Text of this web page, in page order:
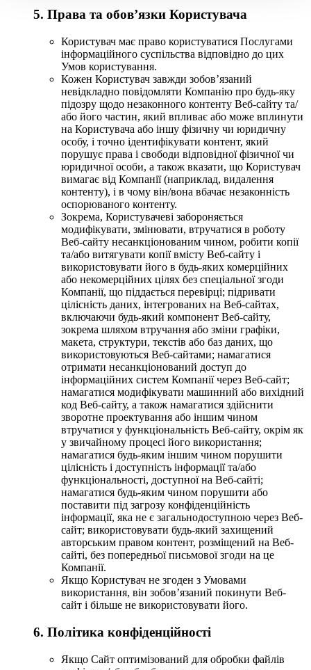
5. Права та обов’язки Користувача
Користувач має право користуватися Послугами
інформаційного суспільства відповідно до цих
Умов користування.
Кожен Користувач завжди зобов’язаний
невідкладно повідомляти Компанію про будь-яку
підозру щодо незаконного контенту Веб-сайту та/
або його частин, який впливає або може вплинути
на Користувача або іншу фізичну чи юридичну
особу, і точно ідентифікувати контент, який
порушує права і свободи відповідної фізичної чи
юридичної особи, а також вказати, що Користувач
вимагає від Компанії (наприклад, видалення
контенту), і в чому він/вона вбачає незаконність
оспорюваного контенту.
Зокрема, Користувачеві забороняється
модифікувати, змінювати, втручатися в роботу
Веб-сайту несанкціонованим чином, робити копії
та/або витягувати копії вмісту Веб-сайту і
використовувати його в будь-яких комерційних
або некомерційних цілях без спеціальної згоди
Компанії, що піддається перевірці; підривати
цілісність даних, інтегрованих на Веб-сайтах,
включаючи будь-який компонент Веб-сайту,
зокрема шляхом втручання або зміни графіки,
макета, структури, текстів або баз даних, що
використовуються Веб-сайтами; намагатися
отримати несанкціонований доступ до
інформаційних систем Компанії через Веб-сайт;
намагатися модифікувати машинний або вихідний
код Веб-сайту, а також намагатися здійснити
зворотне проектування або іншим чином
втручатися у функціональність Веб-сайту, окрім як
у звичайному процесі його використання;
намагатися будь-яким іншим чином порушити
цілісність і доступність інформації та/або
функціональності, доступної на Веб-сайті;
намагатися будь-яким чином порушити або
поставити під загрозу конфіденційність
інформації, яка не є загальнодоступною через Веб-
сайт; використовувати будь-який захищений
авторським правом контент, розміщений на Веб-
сайті, без попередньої письмової згоди на це
Компанії.
Якщо Користувач не згоден з Умовами
використання, він зобов’язаний покинути Веб-
сайт і більше не використовувати його.
6. Політика конфіденційності
Якщо Сайт оптимізований для обробки файлів